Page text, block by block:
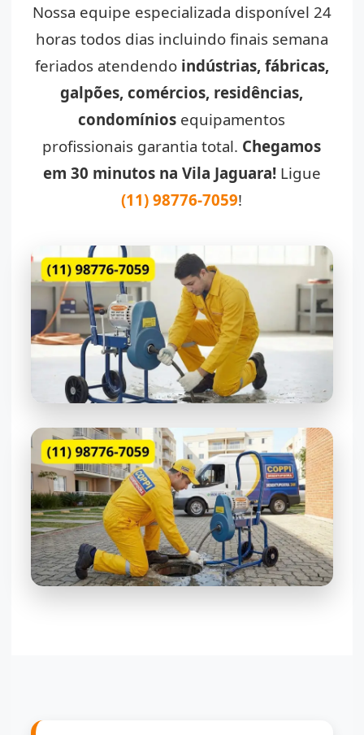
Nossa equipe especializada disponível 24
horas todos dias incluindo finais semana
feriados atendendo indústrias, fábricas,
galpões, comércios, residências,
condomínios equipamentos
profissionais garantia total. Chegamos
em 30 minutos na Vila Jaguara!Ligue
(11) 98776-7059!